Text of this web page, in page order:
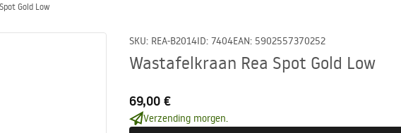
Gold Low
SKU: REA-B2014ID: 7404EAN: 5902557370252
Wastafelkraan Rea Spot Gold Low
69,00 €
Verzending morgen.